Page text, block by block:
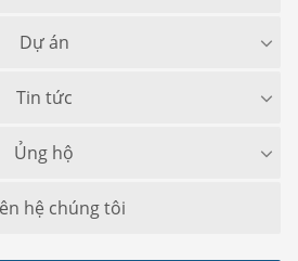
Dự án
Tin tức
Ủng hộ
hệ chúng tôi